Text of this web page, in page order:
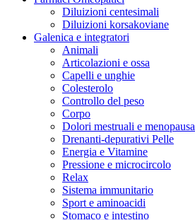
Diluizioni centesimali
Diluizioni korsakoviane
Galenica e integratori
Animali
Articolazioni e ossa
Capelli e unghie
Colesterolo
Controllo del peso
Corpo
Dolori mestruali e menopausa
Drenanti-depurativi Pelle
Energia e Vitamine
Pressione e microcircolo
Relax
Sistema immunitario
Sport e aminoacidi
Stomaco e intestino